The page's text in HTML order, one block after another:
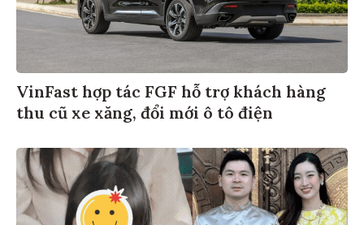
VinFast hợp tác FGF hỗ trợ khách hàng
thu cũ xe xăng, đổi mới ô tô điện